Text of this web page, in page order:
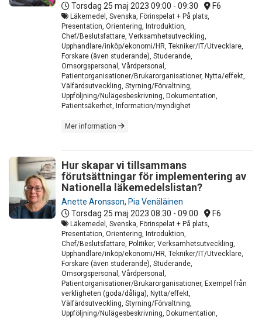
Torsdag 25 maj 2023 09:00 - 09:30 F6
Läkemedel, Svenska, Förinspelat + På plats,
Presentation, Orientering, Introduktion,
Chef/Beslutsfattare, Verksamhetsutveckling,
Upphandlare/inköp/ekonomi/HR, Tekniker/IT/Utvecklare,
Forskare (även studerande), Studerande,
Omsorgspersonal, Vårdpersonal,
Patientorganisationer/Brukarorganisationer, Nytta/effekt,
Välfärdsutveckling, Styrning/Förvaltning,
Uppföljning/Nulägesbeskrivning, Dokumentation,
Patientsäkerhet, Information/myndighet
Mer information
Hur skapar vi tillsammans
förutsättningar för implementering av
Nationella läkemedelslistan?
Anette Aronsson, Pia Venäläinen
Torsdag 25 maj 2023 08:30 - 09:00 F6
Läkemedel, Svenska, Förinspelat + På plats,
Presentation, Orientering, Introduktion,
Chef/Beslutsfattare, Politiker, Verksamhetsutveckling,
Upphandlare/inköp/ekonomi/HR, Tekniker/IT/Utvecklare,
Forskare (även studerande), Studerande,
Omsorgspersonal, Vårdpersonal,
Patientorganisationer/Brukarorganisationer, Exempel från
verkligheten (goda/dåliga), Nytta/effekt,
Välfärdsutveckling, Styrning/Förvaltning,
Uppföljning/Nulägesbeskrivning, Dokumentation,